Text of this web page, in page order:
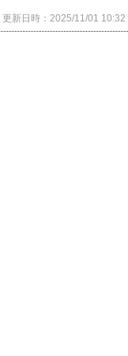
更新日時：2025/11/01 10:32